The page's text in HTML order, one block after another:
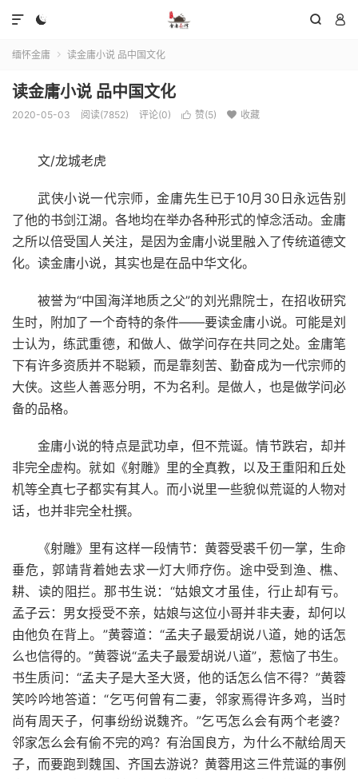
  

缅怀金庸  读金庸小说 品中国文化
读金庸小说 品中国文化
2020-05-03 阅读(7852) 评论(0)  赞(5)  收藏
文/龙城老虎
武侠小说一代宗师，金庸先生已于10月30日永远告别
了他的书剑江湖。各地均在举办各种形式的悼念活动。金庸
之所以倍受国人关注，是因为金庸小说里融入了传统道德文
化。读金庸小说，其实也是在品中华文化。
被誉为“中国海洋地质之父”的刘光鼎院士，在招收研究
生时，附加了一个奇特的条件——要读金庸小说。可能是刘
士认为，练武重德，和做人、做学问存在共同之处。金庸笔
下有许多资质并不聪颖，而是靠刻苦、勤奋成为一代宗师的
大侠。这些人善恶分明，不为名利。是做人，也是做学问必
备的品格。
金庸小说的特点是武功卓，但不荒诞。情节跌宕，却并
非完全虚构。就如《射雕》里的全真教，以及王重阳和丘处
机等全真七子都实有其人。而小说里一些貌似荒诞的人物对
话，也并非完全杜撰。
《射雕》里有这样一段情节：黄蓉受裘千仞一掌，生命
垂危，郭靖背着她去求一灯大师疗伤。途中受到渔、樵、
耕、读的阻拦。那书生说：“姑娘文才虽佳，行止却有亏。
孟子云：男女授受不亲，姑娘与这位小哥并非夫妻，却何以
由他负在背上。”黄蓉道：“孟夫子最爱胡说八道，她的话怎
么也信得的。”黄蓉说“孟夫子最爱胡说八道”，惹恼了书生。
书生质问：“孟夫子是大圣大贤，他的话怎么信不得？”黄蓉
笑吟吟地答道：“乞丐何曾有二妻，邻家焉得许多鸡，当时
尚有周天子，何事纷纷说魏齐。”乞丐怎么会有两个老婆？
邻家怎么会有偷不完的鸡？有治国良方，为什么不献给周天
子，而要跑到魏国、齐国去游说？黄蓉用这三件荒诞的事例